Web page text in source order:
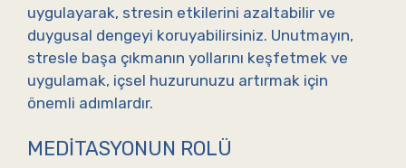
uygulayarak, stresin etkilerini azaltabilir ve
duygusal dengeyi koruyabilirsiniz. Unutmayın,
stresle başa çıkmanın yollarını keşfetmek ve
uygulamak, içsel huzurunuzu artırmak için
önemli adımlardır.
MEDITASYONUN ROLÜ